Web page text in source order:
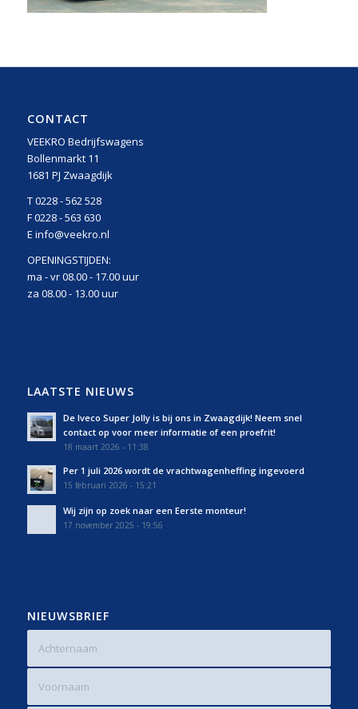
CONTACT
VEEKRO Bedrijfswagens
Bollenmarkt 11
1681 PJ Zwaagdijk
T 0228 - 562 528
F 0228 - 563 630
E info@veekro.nl
OPENINGSTIJDEN:
ma - vr 08.00 - 17.00 uur
za 08.00 - 13.00 uur
LAATSTE NIEUWS
De Iveco Super Jolly is bij ons in Zwaagdijk! Neem snel
contact op voor meer informatie of een proefrit!
18 maart 2026 - 11:38
Per 1 juli 2026 wordt de vrachtwagenheffing ingevoerd
15 februari 2026 - 15:21
Wij zijn op zoek naar een Eerste monteur!
17 november 2025 - 19:56
NIEUWSBRIEF